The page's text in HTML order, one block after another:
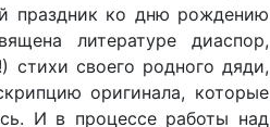
праздник ко дню рождению
литературе диаспор,
стихи своего родного дяди,
оригинала, которые
И в процессе работы над